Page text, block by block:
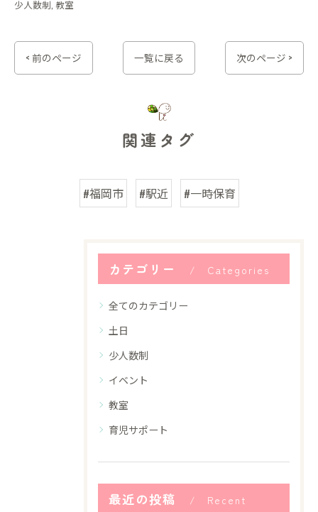
少人数制 教室
< 前のページ 一覧に戻る 次のページ >
関連タグ
#福岡市 #駅近 #一時保育
カテゴリー Categories
全てのカテゴリー
土日
少人数制
イベント
教室
育児サポート
最近の投稿
Recent